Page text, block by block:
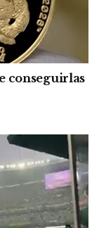
conseguirlas